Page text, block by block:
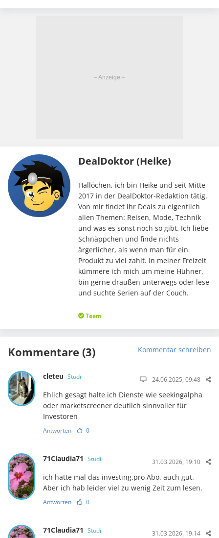
DealDoktor (Heike)
Hallöchen, ich bin Heike und seit Mitte
2017 in der DealDoktor-Redaktion tätig.
Von mir findet ihr Deals zu eigentlich
allen Themen: Reisen, Mode, Technik
und was es sonst noch so gibt. Ich liebe
Schnäppchen und finde nichts
ärgerlicher, als wenn man für ein
Produkt zu viel zahlt. In meiner Freizeit
kümmere ich mich um meine Hühner,
bin gerne draußen unterwegs oder lese
und suchte Serien auf der Couch.
Team
Kommentare (3) Kommentar schreiben
cleteu Studi 24.06.2025, 09:48
Ehlich gesagt halte ich Dienste wie seekingalpha
oder marketscreener deutlich sinnvoller für
Investoren
Antworten 0
71Claudia71 Studi 31.03.2026, 19:10
ich hatte mal das investing.pro Abo. auch gut.
Aber ich hab leider viel zu wenig Zeit zum lesen.
Antworten 0
71Claudia71 Studi 31.03.2026, 19:14